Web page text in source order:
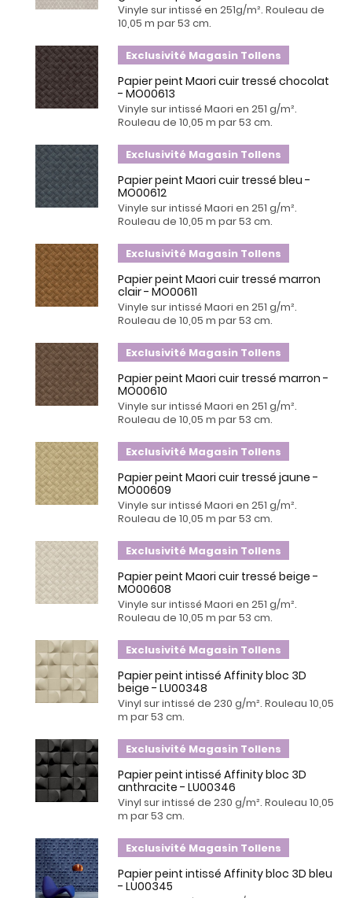
Vinyle sur intissé en 251g/m². Rouleau de
10,05 m par 53 cm.
Exclusivité Magasin Tollens
Papier peint Maori cuir tressé chocolat
- MO00613
Vinyle sur intissé Maori en 251 g/m².
Rouleau de 10,05 m par 53 cm.
Exclusivité Magasin Tollens
Papier peint Maori cuir tressé bleu -
MO00612
Vinyle sur intissé Maori en 251 g/m².
Rouleau de 10,05 m par 53 cm.
Exclusivité Magasin Tollens
Papier peint Maori cuir tressé marron
clair - MO00611
Vinyle sur intissé Maori en 251 g/m².
Rouleau de 10,05 m par 53 cm.
Exclusivité Magasin Tollens
Papier peint Maori cuir tressé marron -
MO00610
Vinyle sur intissé Maori en 251 g/m².
Rouleau de 10,05 m par 53 cm.
Exclusivité Magasin Tollens
Papier peint Maori cuir tressé jaune -
MO00609
Vinyle sur intissé Maori en 251 g/m².
Rouleau de 10,05 m par 53 cm.
Exclusivité Magasin Tollens
Papier peint Maori cuir tressé beige -
MO00608
Vinyle sur intissé Maori en 251 g/m².
Rouleau de 10,05 m par 53 cm.
Exclusivité Magasin Tollens
Papier peint intissé Affinity bloc 3D
beige - LU00348
Vinyl sur intissé de 230 g/m². Rouleau 10,05
m par 53 cm.
Exclusivité Magasin Tollens
Papier peint intissé Affinity bloc 3D
anthracite - LU00346
Vinyl sur intissé de 230 g/m². Rouleau 10,05
m par 53 cm.
Exclusivité Magasin Tollens
Papier peint intissé Affinity bloc 3D bleu
- LU00345